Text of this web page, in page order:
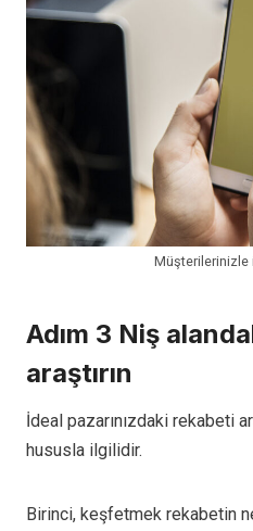
Müşterilerinizle
Adım 3 Niş
araştırın
İdeal pazarınızdaki rekabeti
hususla ilgilidir.
Birinci, keşfetmek rekabetin